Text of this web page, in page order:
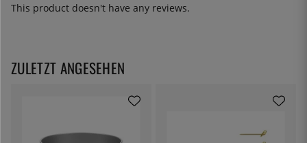
This product doesn't have any reviews.
ZULETZT ANGESEHEN